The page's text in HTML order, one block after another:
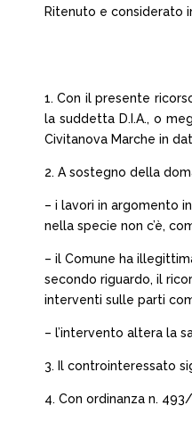
Ritenuto e considerato
1. Con il presente
la suddetta D.I.A., o
Civitanova Marche in
2. A sostegno della
– i lavori in argomento
nella specie non c’è,
– il Comune ha
secondo riguardo, il
interventi sulle parti
– l’intervento altera la
3. Il controinteressato
4. Con ordinanza n.